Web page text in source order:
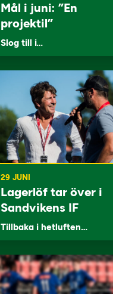
Mål i juni: ”En
projektil”
Slog till i…
29 JUNI
Lagerlöf tar över i
Sandvikens IF
Tillbaka i hetluften…